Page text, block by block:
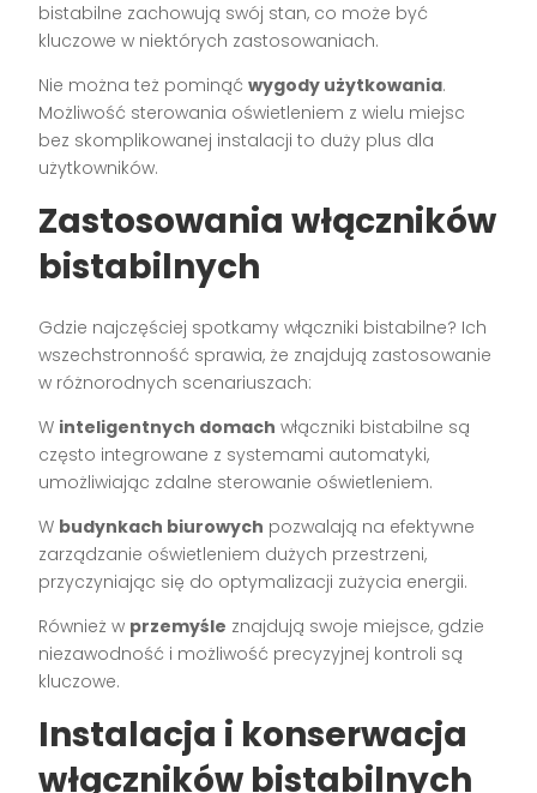
bistabilne zachowują swój stan, co może być
kluczowe w niektórych zastosowaniach.
Nie można też pominąćwygody użytkowania.
Możliwość sterowania oświetleniem z wielu miejsc
bez skomplikowanej instalacji to duży plus dla
użytkowników.
Zastosowania włączników
bistabilnych
Gdzie najczęściej spotkamy włączniki bistabilne? Ich
wszechstronność sprawia, że znajdują zastosowanie
w różnorodnych scenariuszach:
W inteligentnych domach włączniki bistabilne są
często integrowane z systemami automatyki,
umożliwiając zdalne sterowanie oświetleniem.
W budynkach biurowych pozwalają na efektywne
zarządzanie oświetleniem dużych przestrzeni,
przyczyniając się do optymalizacji zużycia energii.
Również w przemyśle znajdują swoje miejsce, gdzie
niezawodność i możliwość precyzyjnej kontroli są
kluczowe.
Instalacja i konserwacja
włączników bistabilnych